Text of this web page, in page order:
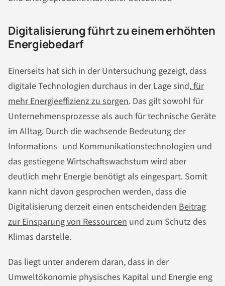
Digitalisierung führt zu einem erhöhten
Energiebedarf
Einerseits hat sich in der Untersuchung gezeigt, dass
digitale Technologien durchaus in der Lage sind,für
mehr Energieeffizienz zu sorgen. Das gilt sowohl für
Unternehmensprozesse als auch für technische Geräte
im Alltag. Durch die wachsende Bedeutung der
Informations- und Kommunikationstechnologien und
das gestiegene Wirtschaftswachstum wird aber
deutlich mehr Energie benötigt als eingespart. Somit
kann nicht davon gesprochen werden, dass die
Digitalisierung derzeit einen entscheidenden Beitrag
zur Einsparung von Ressourcen und zum Schutz des
Klimas darstelle.
Das liegt unter anderem daran, dass in der
Umweltökonomie physisches Kapital und Energie eng